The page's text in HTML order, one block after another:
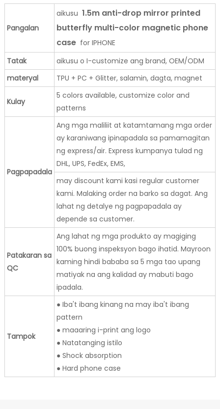
Pangalan
aikusu 1.5m anti-drop mirror printed
butterfly multi-color magnetic phone
case for IPHONE
Tatak
aikusu o I-customize ang brand, OEM/ODM
materyal
TPU + PC + Glitter, salamin, dagta, magnet
Kulay
5 colors available, customize color and
patterns
Pagpapadala
Ang mga maliliit at katamtamang mga order
ay karaniwang ipinapadala sa pamamagitan
ng express/air. Express kumpanya tulad ng
DHL, UPS, FedEx, EMS,
may discount kami kasi regular customer
kami. Malaking order na barko sa dagat. Ang
lahat ng detalye ng pagpapadala ay
depende sa customer.
Patakaran sa
QC
Ang lahat ng mga produkto ay magiging
100% buong inspeksyon bago ihatid. Mayroon
kaming hindi bababa sa 5 mga tao upang
matiyak na ang kalidad ay mabuti bago
ipadala.
Tampok
● Iba't ibang kinang na may iba't ibang
pattern
● maaaring i-print ang logo
● Natatanging istilo
● Shock absorption
● Hard phone case